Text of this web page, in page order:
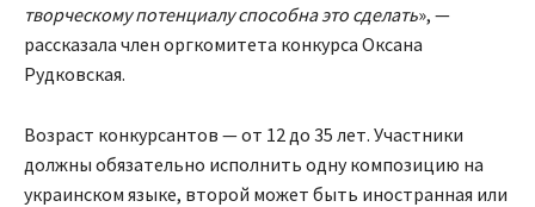
творческому потенциалу способна это сделать», —
рассказала член оргкомитета конкурса Оксана
Рудковская.
Возраст конкурсантов — от 12 до 35 лет. Участники
должны обязательно исполнить одну композицию на
украинском языке, второй может быть иностранная или